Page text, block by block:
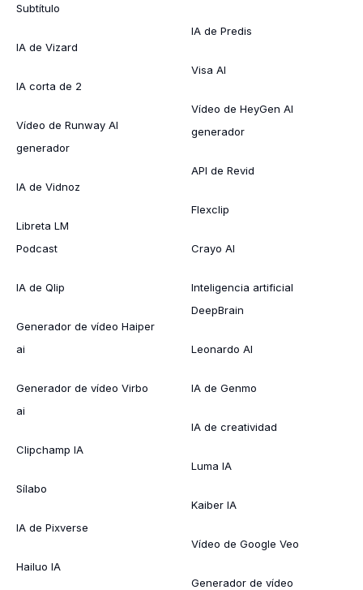
Subtítulo
IA de Vizard
IA corta de 2
Vídeo de Runway AI
generador
IA de Vidnoz
Libreta LM
Podcast
IA de Qlip
Generador de vídeo Haiper
ai
Generador de vídeo Virbo
ai
Clipchamp IA
Sílabo
IA de Pixverse
Hailuo IA
IA de Predis
Visa AI
Vídeo de HeyGen AI
generador
API de Revid
Flexclip
Crayo AI
Inteligencia artificial
DeepBrain
Leonardo AI
IA de Genmo
IA de creatividad
Luma IA
Kaiber IA
Vídeo de Google Veo
Generador de vídeo